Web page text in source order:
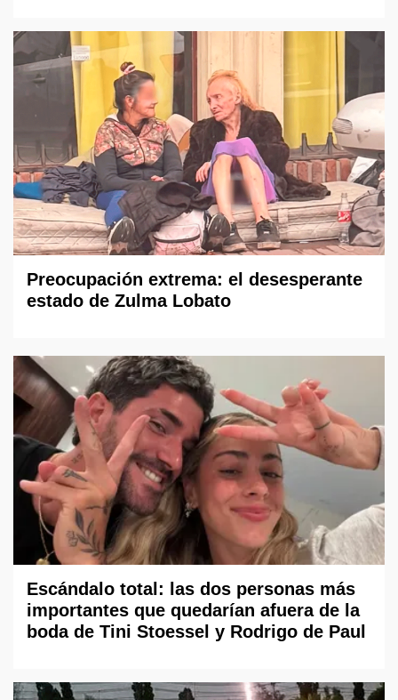
Preocupación extrema: el desesperante
estado de Zulma Lobato
Escándalo total: las dos personas más
importantes que quedarían afuera de la
boda de Tini Stoessel y Rodrigo de Paul